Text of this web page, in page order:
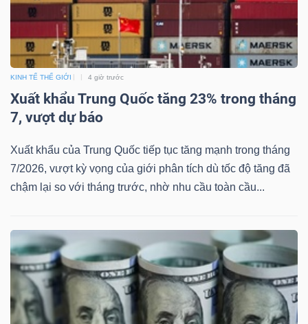
KINH TẾ THẾ GIỚI 4 giờ trước
Xuất khẩu Trung Quốc tăng 23% trong tháng
7, vượt dự báo
Xuất khẩu của Trung Quốc tiếp tục tăng mạnh trong tháng
7/2026, vượt kỳ vọng của giới phân tích dù tốc độ tăng đã
chậm lại so với tháng trước, nhờ nhu cầu toàn cầu...
YẾU
TIÊU
THIẾT
YẾU
CHĂM
SÓC
SỨC
KHỎE